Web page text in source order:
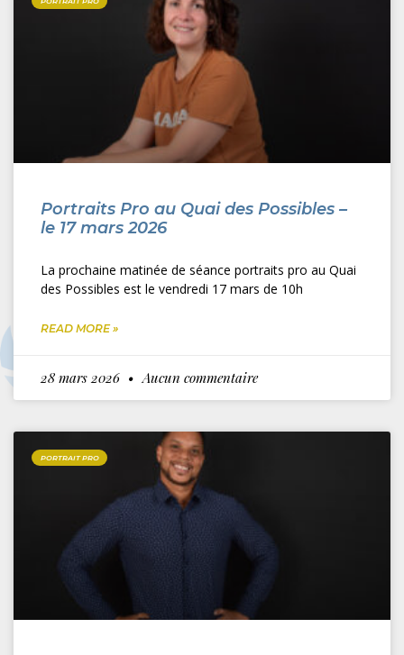
Portraits Pro au Quai des Possibles –
le 17 mars 2026
La prochaine matinée de séance portraits pro au Quai
des Possibles est le vendredi 17 mars de 10h
READ MORE »
28 mars 2026 Aucun commentaire
PORTRAIT PRO